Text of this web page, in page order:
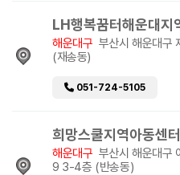
LH행복꿈터해운대지
해운대구 부산시 해운대구
(재송동)
051-724-5105
희망스쿨지역아동센터
해운대구 부산시 해운대구
9 3-4층 (반송동)